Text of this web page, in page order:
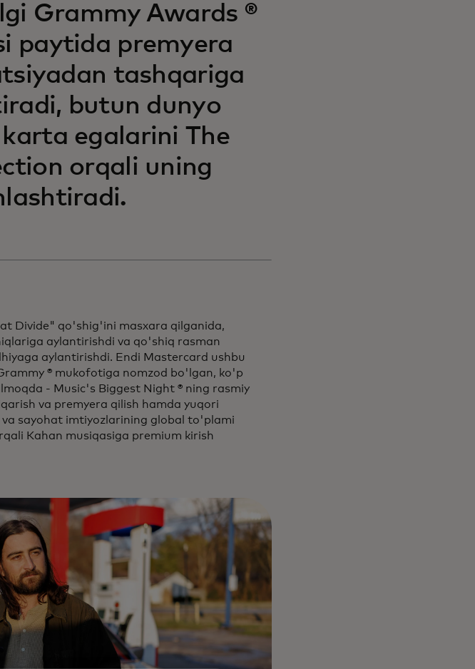
Grammy Awards ®
paytida premyera
tashqariga
butun dunyo
egalarini The
orqali uning
Divide" qo'shig'ini masxara qilganida,
aylantirishdi va qo'shiq rasman
aylantirishdi. Endi Mastercard ushbu
® mukofotiga nomzod bo'lgan, ko'p
- Music's Biggest Night ® ning rasmiy
va premyera qilish hamda yuqori
sayohat imtiyozlarining global to'plami
Kahan musiqasiga premium kirish